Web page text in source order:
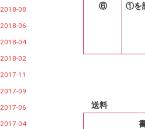
2018-08
2018-06
2018-04
2018-02
2017-11
2017-09
2017-06
2017-04
⑥ ①を
送料